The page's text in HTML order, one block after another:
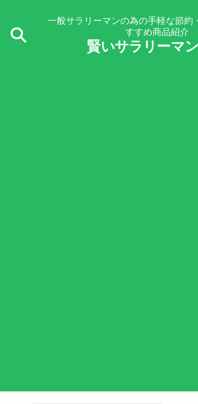
一般サラリーマンの為の手軽な節約
すすめ商品紹介
賢いサラリーマ